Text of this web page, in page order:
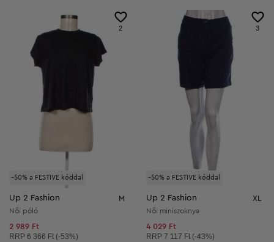
-50% a FESTIVE kóddal
2
Up 2 Fashion M
Női póló
2 989 Ft
Ajánlott ár:
RRP 6 366 Ft (-53%)
-50% a FESTIVE kóddal
3
Up 2 Fashion XL
Női miniszoknya
4 029 Ft
Ajánlott ár:
RRP 7 117 Ft (-43%)